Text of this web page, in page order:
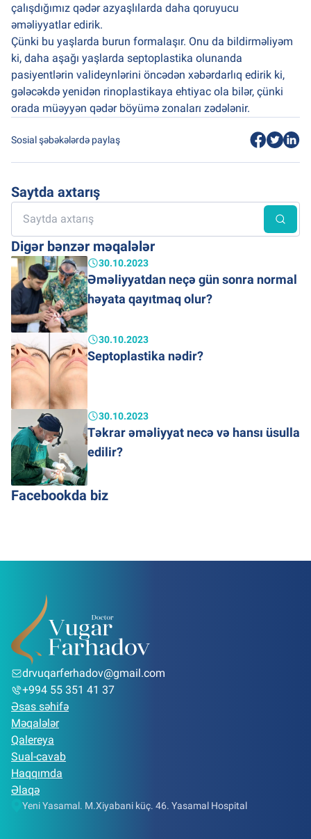
çalışdığımız qədər azyaşlılarda daha qoruyucu
əməliyyatlar edirik.
Çünki bu yaşlarda burun formalaşır. Onu da bildirməliyəm
ki, daha aşağı yaşlarda septoplastika olunanda
pasiyentlərin valideynlərini öncədən xəbərdarlıq edirik ki,
gələcəkdə yenidən rinoplastikaya ehtiyac ola bilər, çünki
orada müəyyən qədər böyümə zonaları zədələnir.
Sosial şəbəkələrdə paylaş
Saytda axtarış
Digər bənzər məqalələr
Əməliyyatdan neçə gün sonra normal
həyata qayıtmaq olur?
30.10.2023
Septoplastika nədir?
30.10.2023
Təkrar əməliyyat necə və hansı üsulla
edilir?
30.10.2023
Facebookda biz
drvuqarferhadov@gmail.com
+994 55 351 41 37
Əsas səhifə
Məqalələr
Qalereya
Sual-cavab
Haqqımda
Əlaqə
Yeni Yasamal. M.Xiyabani küç. 46. Yasamal Hospital